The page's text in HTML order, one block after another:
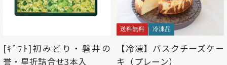
[ｷﾞﾌﾄ]初みどり・磐井の
誉・星折詰合せ3本入
送料無料 冷凍品
【冷凍】バスクチーズケー
キ（プレーン）